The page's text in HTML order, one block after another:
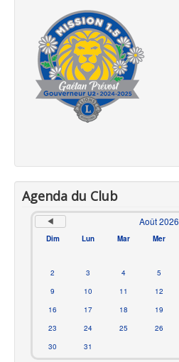
Envoyer une copie à votre adresse
Envoyer
Agenda du Club
Août 2026
Dim Lun Mar Mer
2
3 4 5
9
10 11 12
16
17 18 19
23
24 25 26
30
31